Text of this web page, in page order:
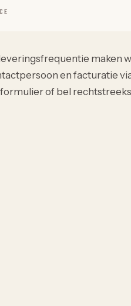
maken
en facturatie
of bel rechtstreeks